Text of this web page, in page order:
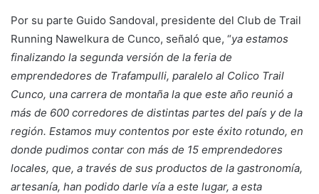
Por su parte Guido Sandoval, presidente del Club de Trail
Running Nawelkura de Cunco, señaló que, “ya estamos
finalizando la segunda versión de la feria de
emprendedores de Trafampulli, paralelo al Colico Trail
Cunco, una carrera de montaña la que este año reunió a
más de 600 corredores de distintas partes del país y de la
región. Estamos muy contentos por este éxito rotundo, en
donde pudimos contar con más de 15 emprendedores
locales, que, a través de sus productos de la gastronomía,
artesanía, han podido darle vía a este lugar, a esta